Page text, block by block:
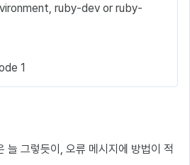
ruby-dev or ruby-
1
늘 그렇듯이, 오류 메시지에 방법이 적